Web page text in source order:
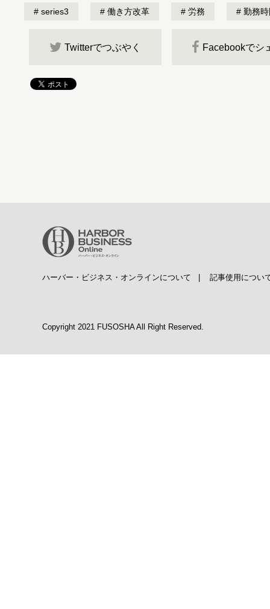
series3 働き方改革 労務 勤務
Twitterでつぶやく Facebookでシ
ハーバー・ビジネス・オンラインについて 記事使用につい
Copyright 2021 FUSOSHA All Right Reserved.